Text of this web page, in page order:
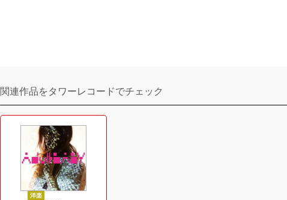
関連作品をタワーレコードでチェック
洋楽